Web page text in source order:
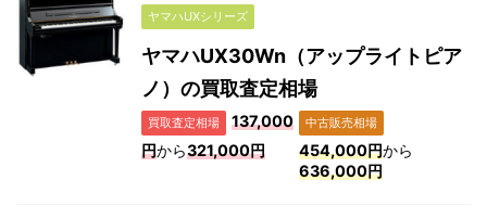
ヤマハUXシリーズ
ヤマハUX30Wn（アップライトピア
ノ）の買取査定相場
買取査定相場
137,000
円から321,000円
中古販売相場
454,000円から
636,000円